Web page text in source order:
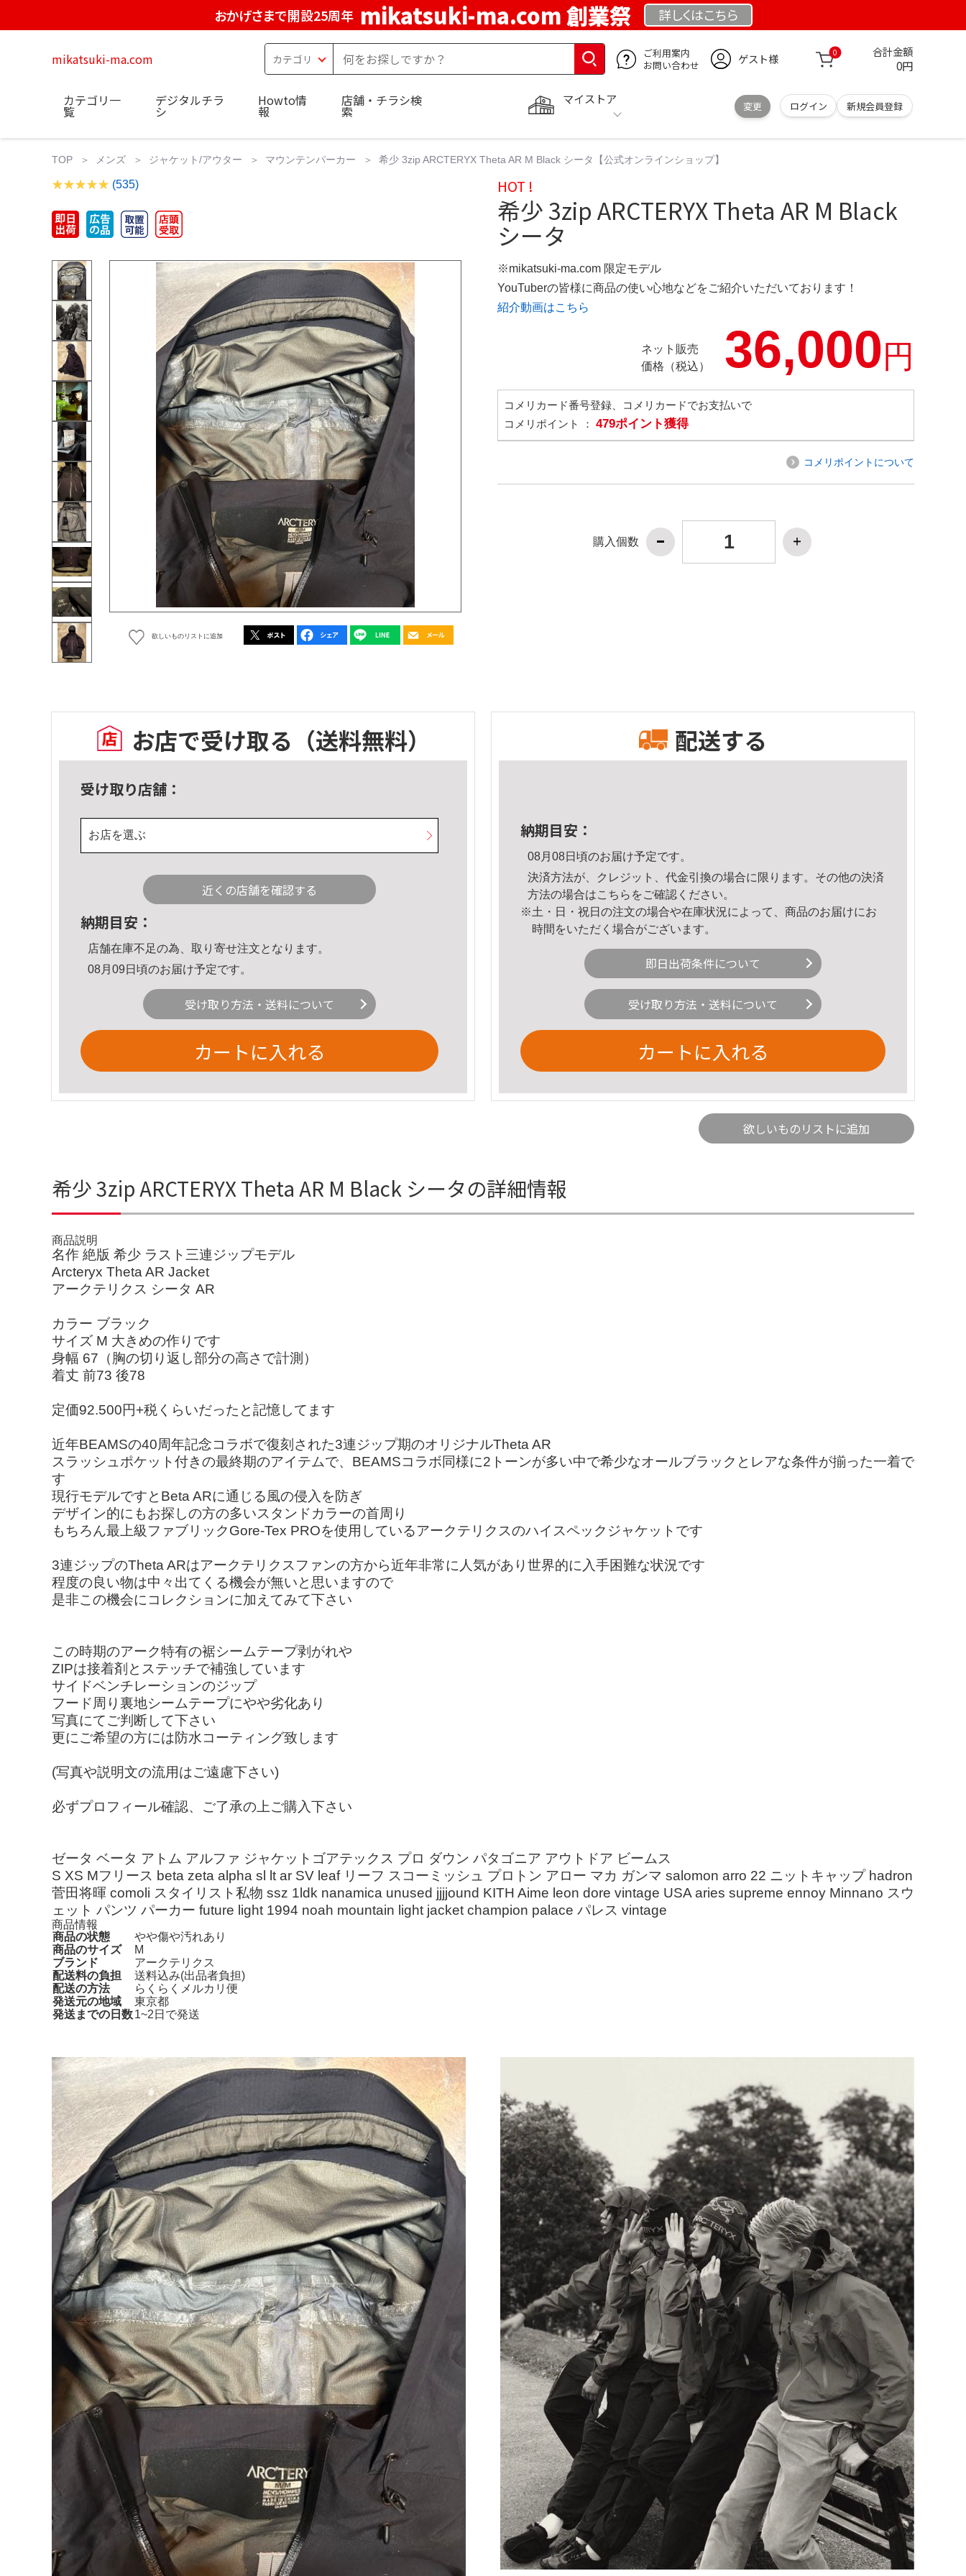
おかげさまで開設25周年 mikatsuki-ma.com 創業祭 詳しくはこちら
mikatsuki-ma.com
ご利用案内
お問い合わせ
ゲスト様 0 合計金額
0円
マイストア
変更 ログイン 新規会員登録
カテゴリ一
覧
デジタルチラ
シ
Howto情
報
店舗・チラシ検
索
TOP メンズ ジャケット/アウター マウンテンパーカー 希少 3zip ARCTERYX Theta AR M Black シータ【公式オンラインショップ】
(535)
欲しいものリストに追加
HOT !
希少 3zip ARCTERYX Theta AR M Black
シータ
※mikatsuki-ma.com 限定モデル
YouTuberの皆様に商品の使い心地などをご紹介いただいております！
紹介動画はこちら
ネット販売
価格（税込）
36,000円
コメリカード番号登録、コメリカードでお支払いで
コメリポイント ： 479ポイント獲得
コメリポイントについて
購入個数
お店で受け取る （送料無料）
受け取り店舗：
お店を選ぶ
近くの店舗を確認する
納期目安：
店舗在庫不足の為、取り寄せ注文となります。
08月09日頃のお届け予定です。
受け取り方法・送料について
カートに入れる
配送する
納期目安：
08月08日頃のお届け予定です。
決済方法が、クレジット、代金引換の場合に限ります。その他の決済
方法の場合はこちら をご確認ください。
※土・日・祝日の注文の場合や在庫状況によって、商品のお届けにお
時間をいただく場合がございます。
即日出荷条件について
受け取り方法・送料について
カートに入れる
欲しいものリストに追加
希少 3zip ARCTERYX Theta AR M Black シータの詳細情報
商品説明
名作 絶版 希少 ラスト三連ジップモデル
Arcteryx Theta AR Jacket
アークテリクス シータ AR
カラー ブラック
サイズ M 大きめの作りです
身幅 67（胸の切り返し部分の高さで計測）
着丈 前73 後78
定価92.500円+税くらいだったと記憶してます
近年BEAMSの40周年記念コラボで復刻された3連ジップ期のオリジナルTheta AR
スラッシュポケット付きの最終期のアイテムで、BEAMSコラボ同様に2トーンが多い中で希少なオールブラックとレアな条件が揃った一着で
す
現行モデルですとBeta ARに通じる風の侵入を防ぎ
デザイン的にもお探しの方の多いスタンドカラーの首周り
もちろん最上級ファブリックGore-Tex PROを使用しているアークテリクスのハイスペックジャケットです
3連ジップのTheta ARはアークテリクスファンの方から近年非常に人気があり世界的に入手困難な状況です
程度の良い物は中々出てくる機会が無いと思いますので
是非この機会にコレクションに加えてみて下さい
この時期のアーク特有の裾シームテープ剥がれや
ZIPは接着剤とステッチで補強しています
サイドベンチレーションのジップ
フード周り裏地シームテープにやや劣化あり
写真にてご判断して下さい
更にご希望の方には防水コーティング致します
(写真や説明文の流用はご遠慮下さい)
必ずプロフィール確認、ご了承の上ご購入下さい
ゼータ ベータ アトム アルファ ジャケットゴアテックス プロ ダウン パタゴニア アウトドア ビームス
S XS Mフリース beta zeta alpha sl lt ar SV leaf リーフ スコーミッシュ プロトン アロー マカ ガンマ salomon arro 22 ニットキャップ hadron
菅田将暉 comoli スタイリスト私物 ssz 1ldk nanamica unused jjjjound KITH Aime leon dore vintage USA aries supreme ennoy Minnano スウ
ェット パンツ パーカー future light 1994 noah mountain light jacket champion palace パレス vintage
商品情報
商品の状態
やや傷や汚れあり
商品のサイズ
M
ブランド
アークテリクス
配送料の負担
送料込み(出品者負担)
配送の方法
らくらくメルカリ便
発送元の地域
東京都
発送までの日数1~2日で発送